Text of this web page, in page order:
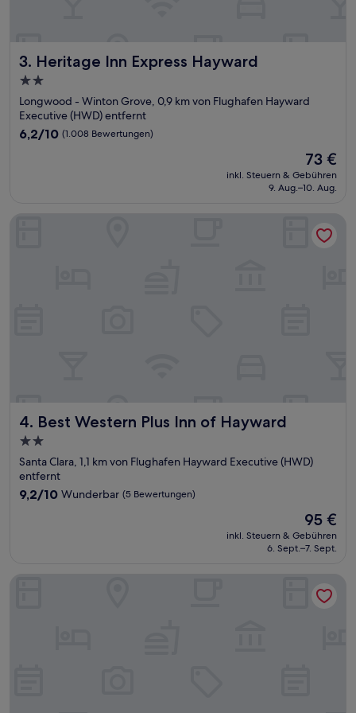
3. Heritage Inn Express Hayward
Heritage Inn Express Hayward
2.0-
Sterne-
Unterkunft
Longwood - Winton Grove, 0,9 km von Flughafen Hayward
Executive (HWD) entfernt
6.2
6,2/10 (1.008 Bewertungen)
Der
Preis
beträgt
73 €
inkl. Steuern & Gebühren
9. Aug.–10. Aug.
4. Best Western Plus Inn of Hayward
Best Western Plus Inn of Hayward
2.0-
Sterne-
Unterkunft
Santa Clara, 1,1 km von Flughafen Hayward Executive (HWD)
entfernt
9.2
9,2/10 Wunderbar (5 Bewertungen)
Der
Preis
beträgt
95 €
inkl. Steuern & Gebühren
6. Sept.–7. Sept.
Best Western Plus Inn of Hayward